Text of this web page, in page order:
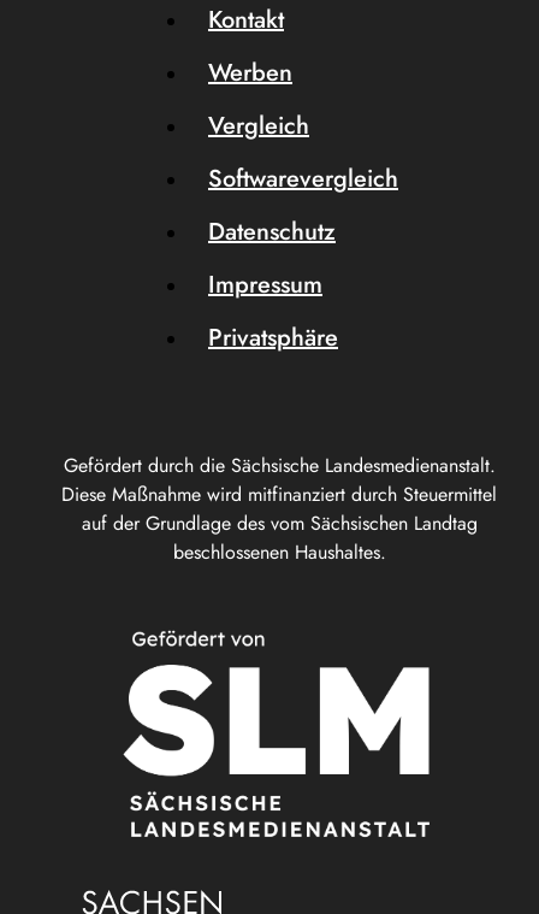
Gefördert durch die Sächsische Landesmedienanstalt.
Diese Maßnahme wird mitfinanziert durch Steuermittel
auf der Grundlage des vom Sächsischen Landtag
beschlossenen Haushaltes.
Kontakt
Werben
Vergleich
Softwarevergleich
Datenschutz
Impressum
Privatsphäre